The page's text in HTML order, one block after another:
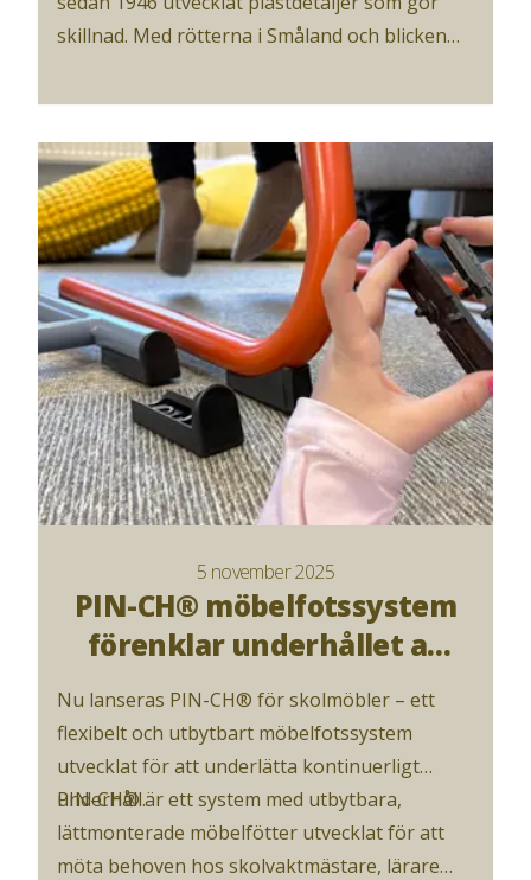
skillnad. Med rötterna i Småland och blicken
lösningar för kunder över hela Europa.
5 november 2025
PIN-CH® möbelfotssystem
förenklar underhållet av
skolmöbler
Nu lanseras PIN-CH® för skolmöbler – ett
flexibelt och utbytbart möbelfotssystem
utvecklat för att underlätta kontinuerligt
underhåll.
PIN-CH® är ett system med utbytbara,
lättmonterade möbelfötter utvecklat för att
möta behoven hos skolvaktmästare, lärare